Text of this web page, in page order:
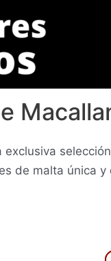
exclusiva
de malta única